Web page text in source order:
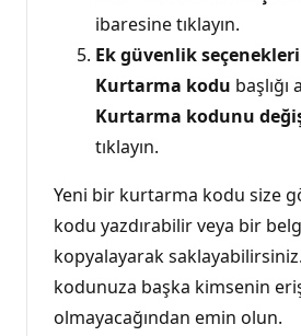
ibaresine tıklayın.
Ek güvenlik seçenekleri
Kurtarma kodu başlığı
Kurtarma kodunu
tıklayın.
Yeni bir kurtarma kodu size
kodu yazdırabilir veya bir
kopyalayarak
kodunuza başka kimsenin
olmayacağından emin olun.